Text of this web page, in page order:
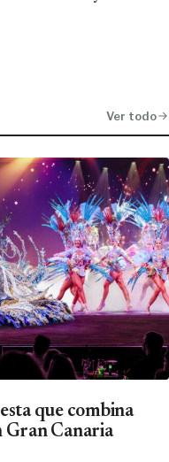
Ver todo
que combina
Gran Canaria